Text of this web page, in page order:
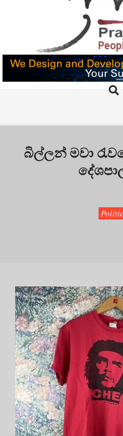
PRAJA.LK
බිල්ලන් මවා